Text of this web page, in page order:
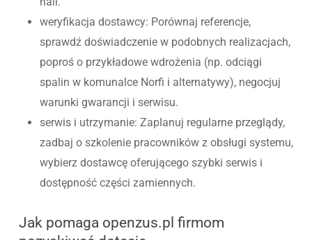
weryfikacja dostawcy: Porównaj referencje,
sprawdź doświadczenie w podobnych realizacjach,
poproś o przykładowe wdrożenia (np. odciągi
spalin w komunalce Norfi i alternatywy), negocjuj
warunki gwarancji i serwisu.
serwis i utrzymanie: Zaplanuj regularne przeglądy,
zadbaj o szkolenie pracowników z obsługi systemu,
wybierz dostawcę oferującego szybki serwis i
dostępność części zamiennych.
Jak pomaga openzus.pl firmom